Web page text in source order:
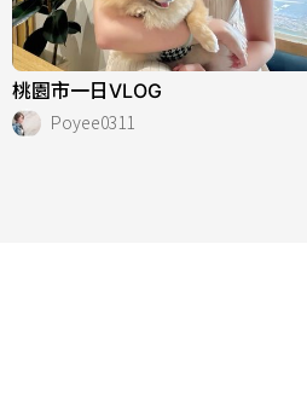
桃園市一日VLOG
Poyee0311